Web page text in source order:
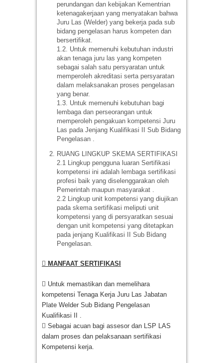
perundangan dan kebijakan Kementrian
ketenagakerjaan yang menyatakan bahwa
Juru Las (Welder) yang bekerja pada sub
bidang pengelasan harus kompeten dan
bersertifikat.
1.2. Untuk memenuhi kebutuhan industri
akan tenaga juru las yang kompeten
sebagai salah satu persyaratan untuk
memperoleh akreditasi serta persyaratan
dalam melaksanakan proses pengelasan
yang benar.
1.3. Untuk memenuhi kebutuhan bagi
lembaga dan perseorangan untuk
memperoleh pengakuan kompetensi Juru
Las pada Jenjang Kualifikasi II Sub Bidang
Pengelasan .
RUANG LINGKUP SKEMA SERTIFIKASI
2.1 Lingkup pengguna luaran Sertifikasi
kompetensi ini adalah lembaga sertifikasi
profesi baik yang diselenggarakan oleh
Pemerintah maupun masyarakat .
2.2 Lingkup unit kompetensi yang diujikan
pada skema sertifikasi meliputi unit
kompetensi yang di persyaratkan sesuai
dengan unit kompetensi yang ditetapkan
pada jenjang Kualifikasi II Sub Bidang
Pengelasan.
 MANFAAT SERTIFIKASI
 Untuk memastikan dan memelihara
kompetensi Tenaga Kerja Juru Las Jabatan
Plate Welder Sub Bidang Pengelasan
Kualifikasi II .
 Sebagai acuan bagi assesor dan LSP LAS
dalam proses dan pelaksanaan sertifikasi
Kompetensi kerja.